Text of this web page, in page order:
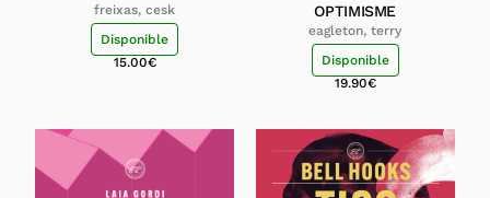
freixas, cesk
Disponible
15.00€
OPTIMISME
eagleton, terry
Disponible
19.90€